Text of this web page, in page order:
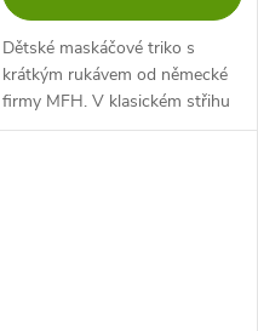
Dětské maskáčové triko s
krátkým rukávem od německé
firmy MFH. V klasickém střihu
s lemováním kolem krku.